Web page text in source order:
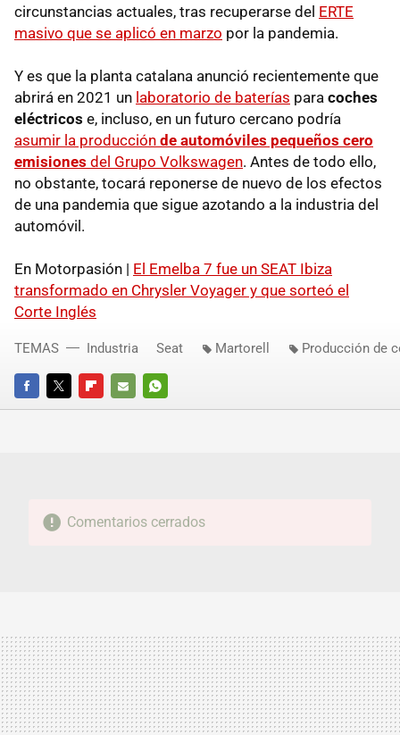
circunstancias actuales, tras recuperarse del ERTE
masivo que se aplicó en marzo por la pandemia.
Y es que la planta catalana anunció recientemente que
abrirá en 2021 un laboratorio de baterías para coches
eléctricos e, incluso, en un futuro cercano podría
asumir la producción de automóviles pequeños cero
emisiones del Grupo Volkswagen. Antes de todo ello,
no obstante, tocará reponerse de nuevo de los efectos
de una pandemia que sigue azotando a la industria del
automóvil.
En Motorpasión | El Emelba 7 fue un SEAT Ibiza
transformado en Chrysler Voyager y que sorteó el
Corte Inglés
FACEBOOKTWITTERFLIPBOARD
E-
WHATSAPP
TEMAS Industria Seat Martorell Producción de
Comentarios cerrados